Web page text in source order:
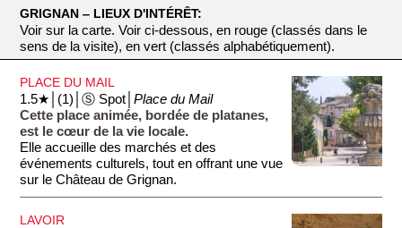
GRIGNAN ‒ LIEUX D'INTÉRÊT:
Voir sur la carte. Voir ci-dessous, en rouge (classés dans le
sens de la visite), en vert (classés alphabétiquement).
PLACE DU MAIL
1.5★│(1)│Ⓢ Spot│Place du Mail
Cette place animée, bordée de platanes,
est le cœur de la vie locale.
Elle accueille des marchés et des
événements culturels, tout en offrant une vue
sur le Château de Grignan.
LAVOIR